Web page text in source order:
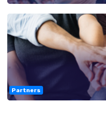
Partners